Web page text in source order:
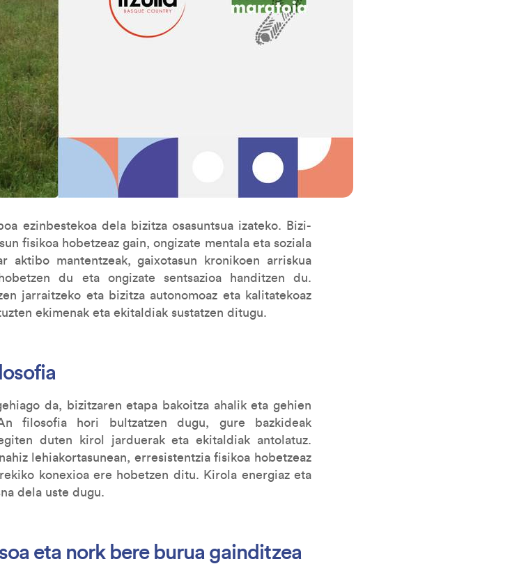
ezinbestekoa dela bizitza osasuntsua izateko. Bizi-
fisikoa hobetzeaz gain, ongizate mentala eta soziala
aktibo mantentzeak, gaixotasun kronikoen arriskua
du eta ongizate sentsazioa handitzen du.
jarraitzeko eta bizitza autonomoaz eta kalitatekoaz
ekimenak eta ekitaldiak sustatzen ditugu.
da, bizitzaren etapa bakoitza ahalik eta gehien
filosofia hori bultzatzen dugu, gure bazkideak
duten kirol jarduerak eta ekitaldiak antolatuz.
lehiakortasunean, erresistentzia fisikoa hobetzeaz
konexioa ere hobetzen ditu. Kirola energiaz eta
dela uste dugu.
eta nork bere burua gainditzea